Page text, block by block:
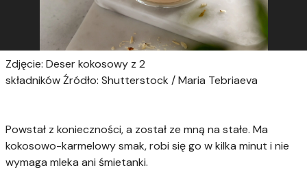
Zdjęcie: Deser kokosowy z 2
składników Źródło: Shutterstock / Maria Tebriaeva
Powstał z konieczności, a został ze mną na stałe. Ma
kokosowo-karmelowy smak, robi się go w kilka minut i nie
wymaga mleka ani śmietanki.